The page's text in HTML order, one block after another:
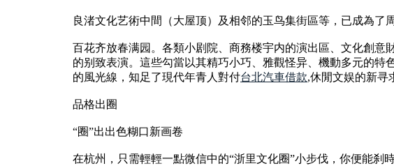
良渚文化艺術中間（大屋顶）及相邻的玉鸟集街區等，已成為了
百花齐放春满园。各類小剧院、商務楼宇内的演出區、文化創意
的别致表演。這些勾當以其精巧小巧、雅觀怪异、機動多元的
的風光線，知足了現代年青人對付台北汽車借款,休閒文娱的新寻
品格出圈
“圈”出出色糊口新画卷
在杭州，只需輕輕一點微信中的“浙里文化圈”小步伐，你便能